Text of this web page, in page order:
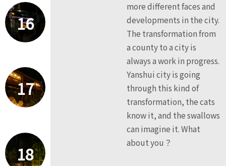
16
17
18
more different faces and
developments in the city.
The transformation from
a county to a city is
always a work in progress.
Yanshui city is going
through this kind of
transformation, the cats
know it, and the swallows
can imagine it. What
about you？